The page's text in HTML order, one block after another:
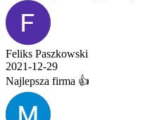
Feliks Paszkowski
2021-12-29
Najlepsza firma 👍